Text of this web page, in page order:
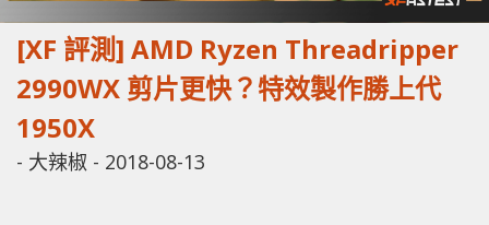
[XF 評測] AMD Ryzen Threadripper
2990WX 剪片更快？特效製作勝上代
1950X
- 大辣椒 - 2018-08-13